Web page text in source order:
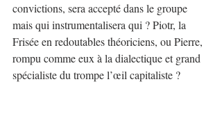
convictions, sera accepté dans le groupe
mais qui instrumentalisera qui ? Piotr, la
Frisée en redoutables théoriciens, ou Pierre,
rompu comme eux à la dialectique et grand
spécialiste du trompe l’œil capitaliste ?